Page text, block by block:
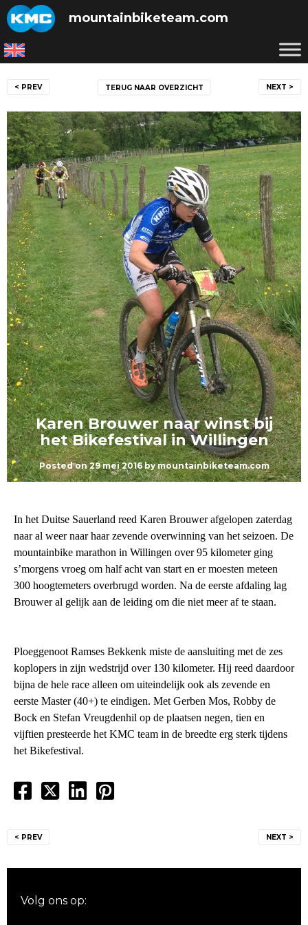
Skip
to
content
mountainbiketeam.com
navigatie
< PREV NEXT >
TERUG NAAR OVERZICHT
Karen Brouwer naar winst bij
het Bikefestival in Willingen
Posted on29 mei 2016bymountainbiketeam.com
In het Duitse Sauerland reed Karen Brouwer afgelopen zaterdag
naar al weer naar haar zevende overwinning van het seizoen. De
mountainbike marathon in Willingen over 95 kilometer ging
s’morgens vroeg om half acht van start en er moesten meteen
300 hoogtemeters overbrugd worden. Na de eerste afdaling lag
Brouwer al gelijk aan de leiding om die niet meer af te staan.
Ploeggenoot Ramses Bekkenk miste de aansluiting met de zes
koplopers in zijn wedstrijd over 130 kilometer. Hij reed daardoor
bijna de hele race alleen om uiteindelijk ook als zevende en
eerste Master (40+) te eindigen. Met Gerben Mos, Robby de
Bock en Stefan Vreugdenhil op de plaatsen negen, tien en
vijftien presteerde het KMC team in de breedte erg sterk tijdens
het Bikefestival.
navigatie
< PREV NEXT >
Volg ons op: